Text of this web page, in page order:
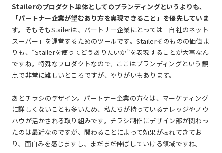
Stailerのプロダクト単体としてのブランディングというよりも、
「パートナー企業が望むあり方を実現できること」を優先していま
す。 そもそもStailerは、パートナー企業にとっては「自社のネット
スーパー」を運営するためのツールです。Stailerそのものの価値よ
りも、“Stailerを使ってどうありたいか”を表現することが大事なん
ですね。特殊なプロダクトなので、ここはブランディングという観
点で非常に難しいところですが、やりがいもあります。
あとチラシのデザイン。パートナー企業の方々は、マーケティング
に詳しくないことも多いため、私たちが持っているナレッジやノウ
ハウが活かされる取り組みです。チラシ制作にデザイン部が関わっ
たのは最近なのですが、関わることによって効果が表れてきてお
り、面白みを感じますし、まだまだ伸ばしていける領域ですね。